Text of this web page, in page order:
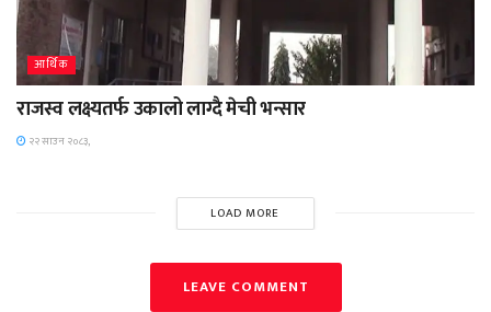
आर्थिक
राजस्व लक्ष्यतर्फ उकालो लाग्दै मेची भन्सार
२२ साउन २०८३,
LOAD MORE
LEAVE COMMENT